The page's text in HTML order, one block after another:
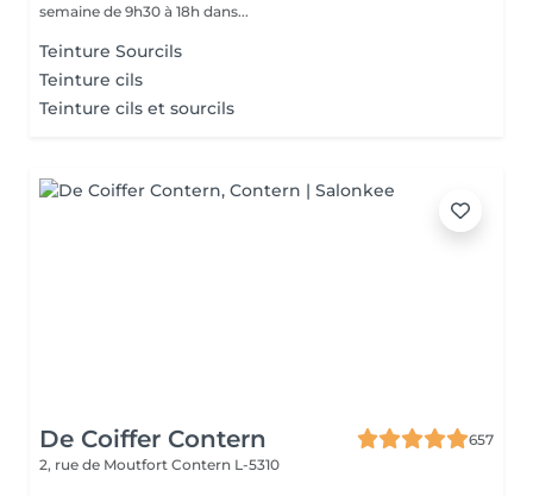
semaine de 9h30 à 18h dans...
Teinture Sourcils
Teinture cils
Teinture cils et sourcils
De Coiffer Contern
657
2, rue de Moutfort Contern L-5310